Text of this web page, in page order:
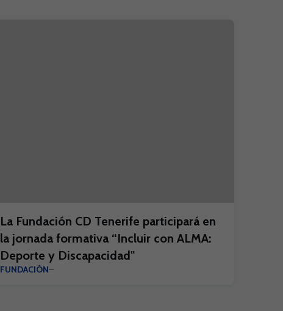
La Fundación CD Tenerife participará en
la jornada formativa “Incluir con ALMA:
Deporte y Discapacidad"
FUNDACIÓN